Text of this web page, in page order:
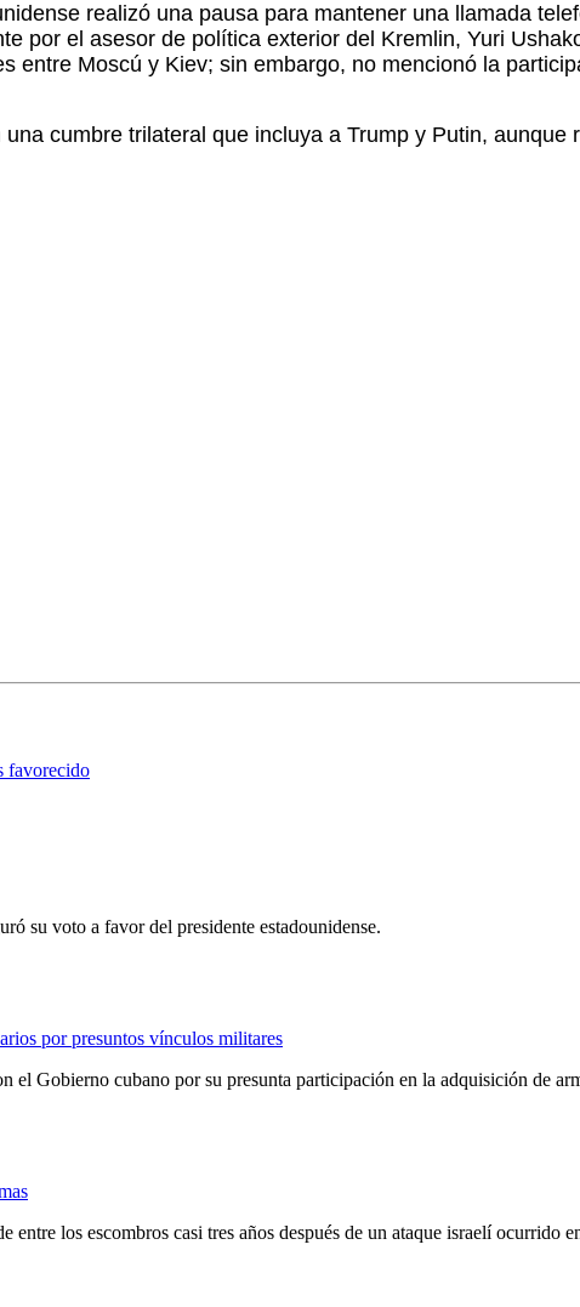
realizó una pausa para mantener una llamada
por el asesor de política exterior del Kremlin, Yuri
entre Moscú y Kiev; sin embargo, no mencionó la
cumbre trilateral que incluya a Trump y Putin,
favorecido
su voto a favor del presidente estadounidense.
por presuntos vínculos militares
el Gobierno cubano por su presunta participación en la adquisición de
los escombros casi tres años después de un ataque israelí ocurrido